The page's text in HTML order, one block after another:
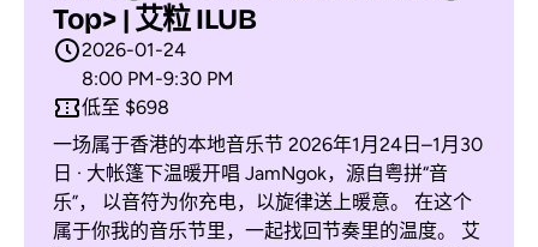
Top> | 艾粒 ILUB
2026-01-24
8:00 PM-9:30 PM
低至 $698
一场属于香港的本地音乐节 2026年1月24日–1月30
日 · 大帐篷下温暖开唱 JamNgok，源自粤拼“音
乐”， 以音符为你充电，以旋律送上暖意。 在这个
属于你我的音乐节里，一起找回节奏里的温度。 艾